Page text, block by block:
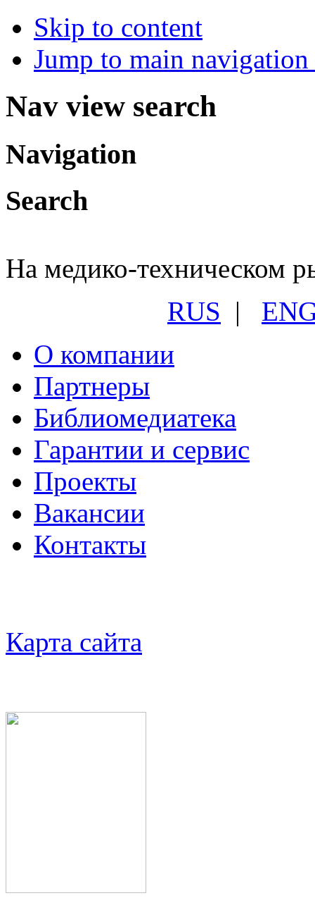
Skip to content
Jump to main
Nav view search
Navigation
Search
На медико-техническом
RUS |
О компании
Партнеры
Библиомедиатека
Гарантии и сервис
Проекты
Вакансии
Контакты
Карта сайта